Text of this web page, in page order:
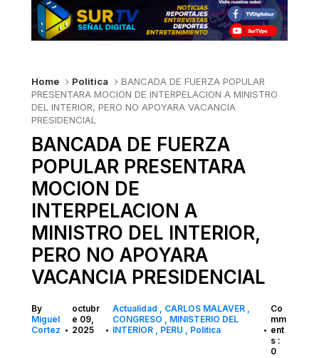
Home Politica
BANCADA DE FUERZA POPULAR
PRESENTARA MOCION DE INTERPELACION A MINISTRO
DEL INTERIOR, PERO NO APOYARA VACANCIA
PRESIDENCIAL
BANCADA DE FUERZA
POPULAR PRESENTARA
MOCION DE
INTERPELACION A
MINISTRO DEL INTERIOR,
PERO NO APOYARA
VACANCIA PRESIDENCIAL
By
Miguel
Cortez
•
octubr
e 09,
2025
•
Actualidad
CARLOS MALAVER
CONGRESO
MINISTERIO DEL
INTERIOR
PERU Politica •
Co
mm
ent
s :
0